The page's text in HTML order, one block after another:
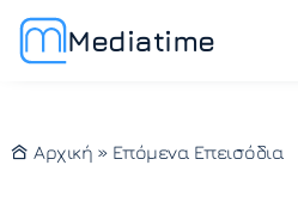
Mediatime
Αρχική » Επόμενα Επεισόδια